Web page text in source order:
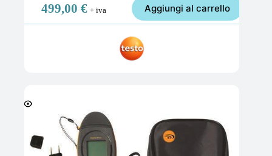
499,00 € + iva Aggiungi al carrello